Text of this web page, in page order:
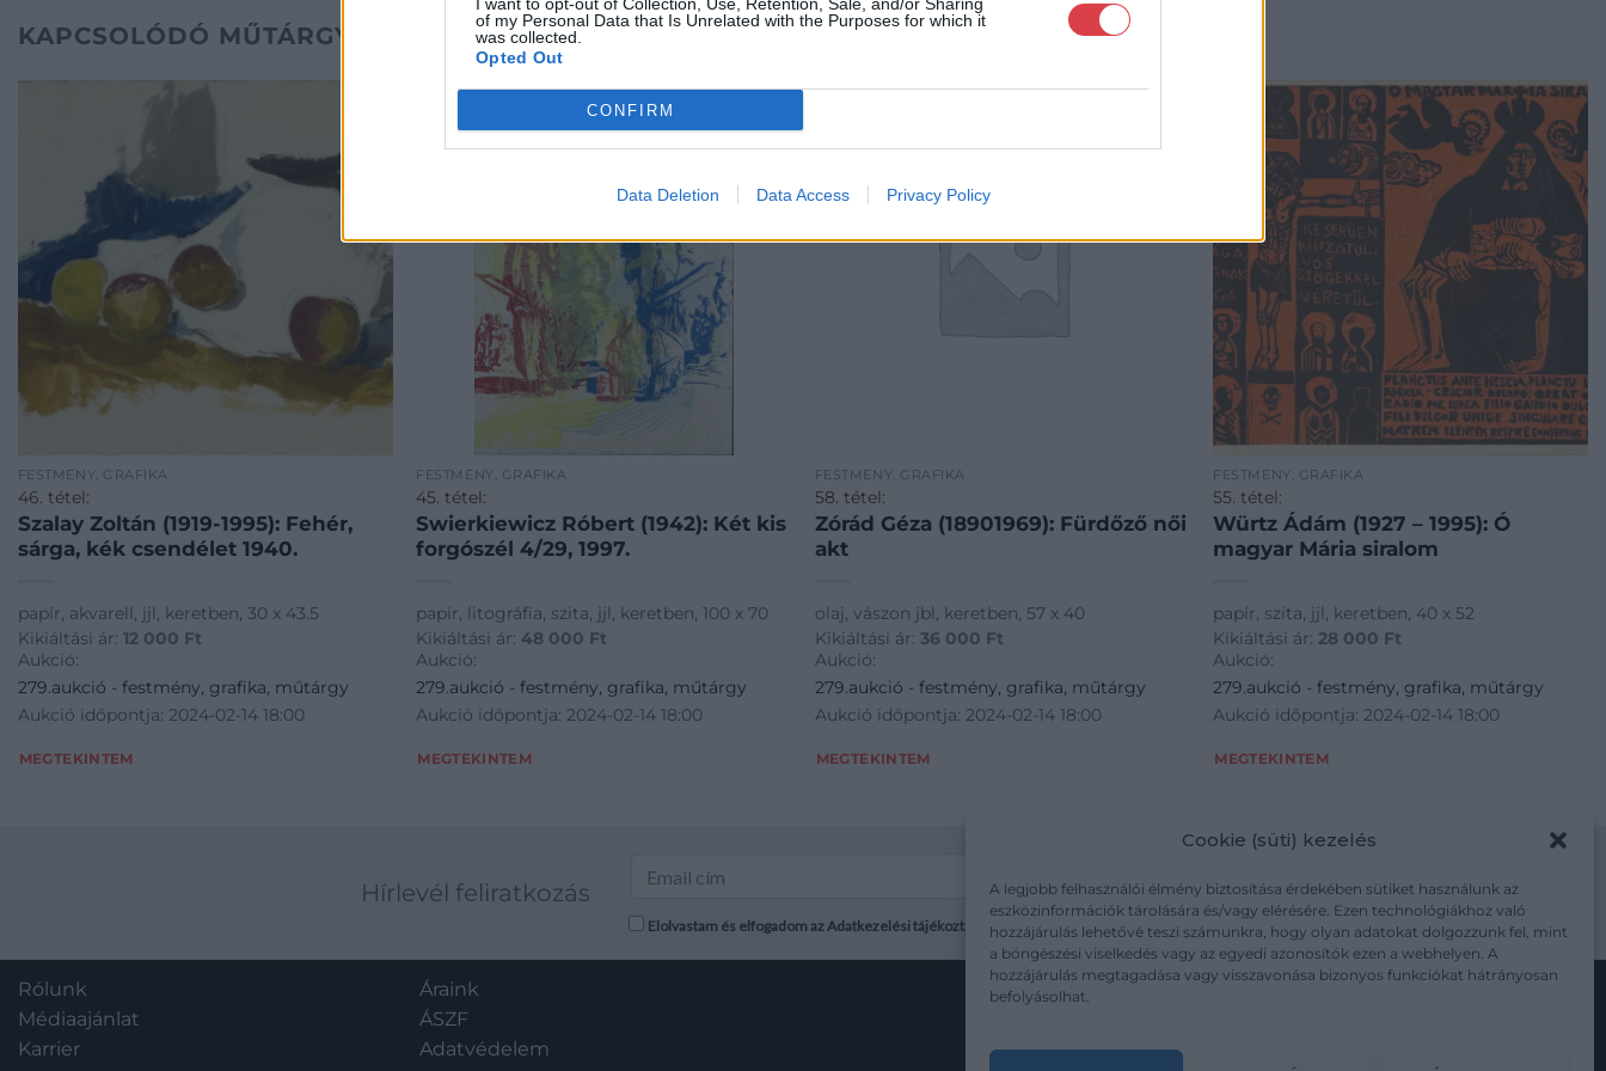
of my Personal Data that Is Unrelated with the Purposes for which it
was collected.
Opted Out
CONFIRM
Data Deletion Data Access Privacy Policy
Cookie (süti) kezelés
A legjobb felhasználói élmény biztosítása érdekében sütiket használunk az
eszközinformációk tárolására és/vagy elérésére. Ezen technológiákhoz való
hozzájárulás lehetővé teszi számunkra, hogy olyan adatokat dolgozzunk fel, mint
a böngészési viselkedés vagy az egyedi azonosítók ezen a webhelyen. A
hozzájárulás megtagadása vagy visszavonása bizonyos funkciókat hátrányosan
befolyásolhat.
KAPCSOLÓDÓ MŰTÁRGYAK
FESTMÉNY, GRAFIKA
46. tétel:
Szalay Zoltán (1919-1995): Fehér,
sárga, kék csendélet 1940.
papír, akvarell, jjl, keretben, 30 x 43.5
Kikiáltási ár: 12 000 Ft
Aukció:
279.aukció - festmény, grafika, műtárgy
Aukció időpontja: 2024-02-14 18:00
MEGTEKINTEM
FESTMÉNY, GRAFIKA
45. tétel:
Swierkiewicz Róbert (1942): Két kis
forgószél 4/29, 1997.
papír, litográfia, szita, jjl, keretben, 100 x 70
Kikiáltási ár: 48 000 Ft
Aukció:
279.aukció - festmény, grafika, műtárgy
Aukció időpontja: 2024-02-14 18:00
MEGTEKINTEM
FESTMÉNY, GRAFIKA
58. tétel:
Zórád Géza (18901969): Fürdőző női
akt
olaj, vászon jbl, keretben, 57 x 40
Kikiáltási ár: 36 000 Ft
Aukció:
279.aukció - festmény, grafika, műtárgy
Aukció időpontja: 2024-02-14 18:00
MEGTEKINTEM
FESTMÉNY, GRAFIKA
55. tétel:
Würtz Ádám (1927 – 1995): Ó
magyar Mária siralom
papír, szita, jjl, keretben, 40 x 52
Kikiáltási ár: 28 000 Ft
Aukció:
279.aukció - festmény, grafika, műtárgy
Aukció időpontja: 2024-02-14 18:00
MEGTEKINTEM
Hírlevél feliratkozás
Elolvastam és elfogadom az Adatkezelési tájékoztatót: mutargy.com/adatkezelesi-tajekoztato/
Rólunk
Médiaajánlat
Karrier
Áraink
ÁSZF
Adatvédelem